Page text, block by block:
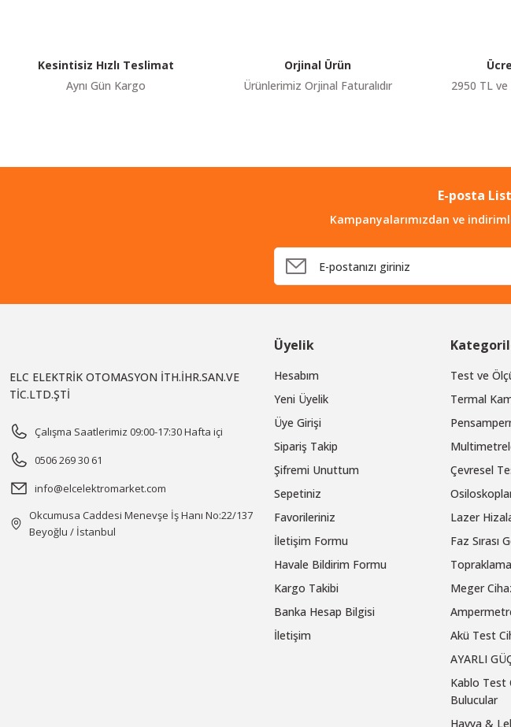
Ürün bilgilerinde hatalar bulunuyor.
Ürün fiyatı diğer sitelerden daha pahalı.
Kesintisiz Hızlı Teslimat
Aynı Gün Kargo
Orjinal Ürün
Ürünlerimiz Orjinal Faturalıdır
2950 TL ve
E-posta
Kampanyalarımızdan ve
ELC ELEKTRİK OTOMASYON İTH.İHR.SAN.VE
TİC.LTD.ŞTİ
Çalışma Saatlerimiz 09:00-17:30 Hafta içi
0506 269 30 61
info@elcelektromarket.com
Okcumusa Caddesi Menevşe İş Hanı No:22/137
Beyoğlu / İstanbul
Üyelik
Hesabım
Yeni Üyelik
Üye Girişi
Sipariş Takip
Şifremi Unuttum
Sepetiniz
Favorileriniz
İletişim Formu
Havale Bildirim Formu
Kargo Takibi
Banka Hesap Bilgisi
İletişim
Test ve
Termal
Çevresel
Lazer
Faz Sırası
Meger
Akü Test
AYARLI
Kablo Test
Bulucular
Havya &